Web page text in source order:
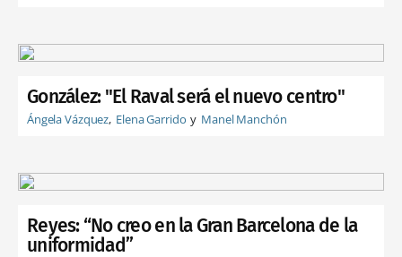
González: "El Raval será el nuevo centro"
Ángela Vázquez Elena Garrido Manel Manchón
Reyes: “No creo en la Gran Barcelona de la
uniformidad”